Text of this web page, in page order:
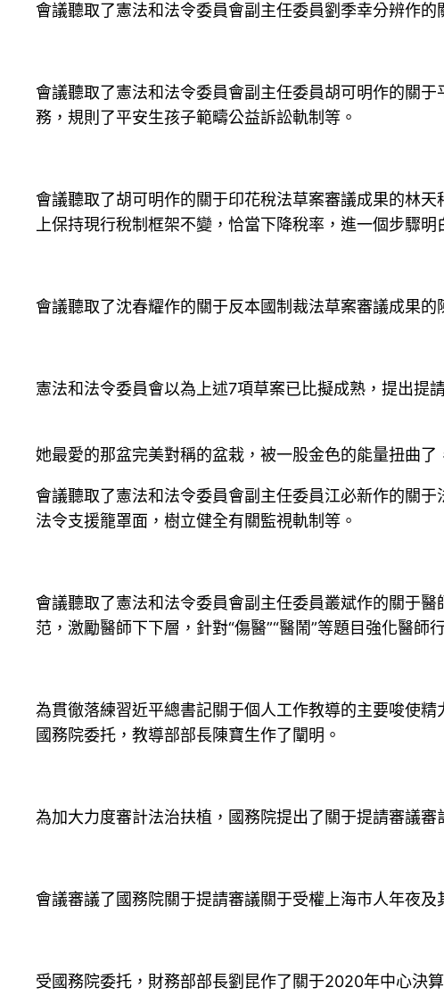
會議聽取了憲法和法令委員會副主任委員劉季幸分辨作
會議聽取了憲法和法令委員會副主任委員胡可明作的關
務，規則了平安生孩子範疇公益訴訟軌制等。
會議聽取了胡可明作的關于印花稅法草案審議成果的林
上保持現行稅制框架不變，恰當下降稅率，進一個步驟明
會議聽取了沈春耀作的關于反本國制裁法草案審議成果的
憲法和法令委員會以為上述7項草案已比擬成熟，提出提
她最愛的那盆完美對稱的盆栽，被一股金色的能量扭曲了
會議聽取了憲法和法令委員會副主任委員江必新作的關
法令支援籠罩面，樹立健全有關監視軌制等。
會議聽取了憲法和法令委員會副主任委員叢斌作的關于
范，激勵醫師下下層，針對“傷醫”“醫鬧”等題目強化醫師
為貫徹落練習近平總書記關于個人工作教導的主要唆使
國務院委托，教導部部長陳寶生作了闡明。
為加大力度審計法治扶植，國務院提出了關于提請審議
會議審議了國務院關于提請審議關于受權上海市人年夜
受國務院委托，財務部部長劉昆作了關于2020年中心決